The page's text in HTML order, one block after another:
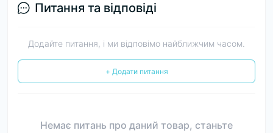
Питання та відповіді
Додайте питання, і ми відповімо найближчим часом.
+ Додати питання
Немає питань про даний товар, станьте